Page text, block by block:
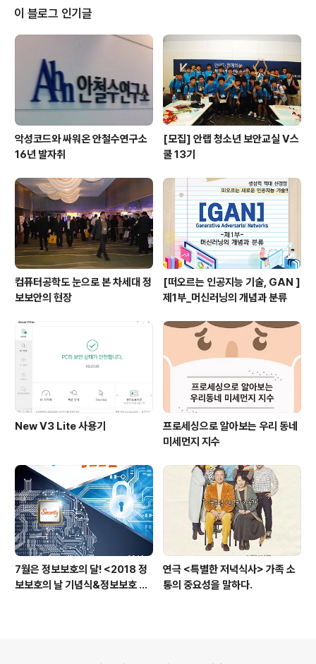
물도 첫번째 추천지는 통영에서 배를 타고 1시간 30분, 거
제에서는 30분 정도 떨어져 있는 소매물도이다. 소매물도
는 주변에 매물도와 등대섬이 위치해 있어서 소매물도의
망태봉에서 바라보는 전망은 매우 아름답기로 소문나있다.
덕분에 소매물도를 방문하는 사람들은 배낭여행족들 뿐만
이 아니라 사진작가들도 종종 볼 수 있다..
이 블로그 인기글
악성코드와 싸워온 안철수연구소
16년 발자취
[모집] 안랩 청소년 보안교실 V스
쿨 13기
컴퓨터공학도 눈으로 본 차세대 정
보보안의 현장
[떠오르는 인공지능 기술, GAN ]
제1부_머신러닝의 개념과 분류
New V3 Lite 사용기
프로세싱으로 알아보는 우리 동네
미세먼지 지수
7월은 정보보호의 달! <2018 정
보보호의 날 기념식&정보보호 컨
연극 <특별한 저녁식사> 가족 소
통의 중요성을 말하다.